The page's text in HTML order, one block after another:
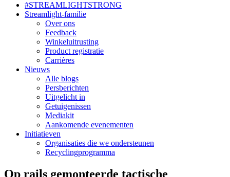
#STREAMLIGHTSTRONG
Streamlight-familie
Over ons
Feedback
Winkeluitrusting
Product registratie
Carrières
Nieuws
Alle blogs
Persberichten
Uitgelicht in
Getuigenissen
Mediakit
Aankomende evenementen
Initiatieven
Organisaties die we ondersteunen
Recyclingprogramma
Op rails gemonteerde tactische